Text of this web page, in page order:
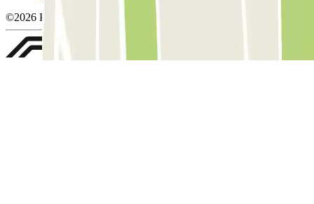
©2026 Parclick. All rights reserved